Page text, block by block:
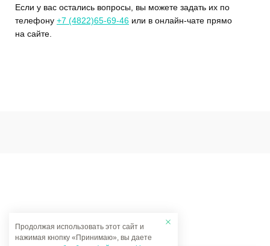
Если у вас остались вопросы, вы можете задать их по
телефону +7 (4822)65-69-46 или в онлайн-чате прямо
на сайте.
Продолжая использовать этот сайт и
нажимая кнопку «Принимаю», вы даете